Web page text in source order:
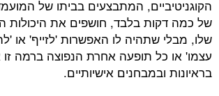
המתבצעים בביתו של המועמד בסדרות
בלבד, חושפים את היכולות הקוגניטיביות
שתהיה לו האפשרות 'לזייף' או 'להמציא את
תופעה אחרת הנפוצה ברמה זו או אחרת
אישיותיים.